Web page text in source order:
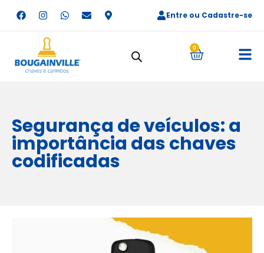
Entre ou Cadastre-se
0
Segurança de veículos: a
importância das chaves
codificadas